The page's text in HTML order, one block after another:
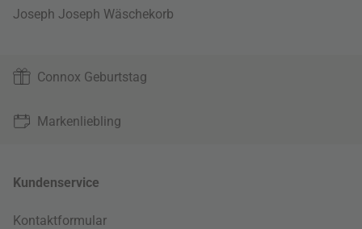
Joseph Joseph Wäschekorb
Connox Geburtstag
Markenliebling
Kundenservice
Kontaktformular